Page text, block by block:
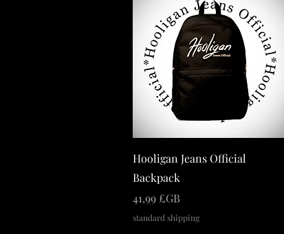
Hooligan Jeans Official
Backpack
Prix
41,99 £GB
standard shipping